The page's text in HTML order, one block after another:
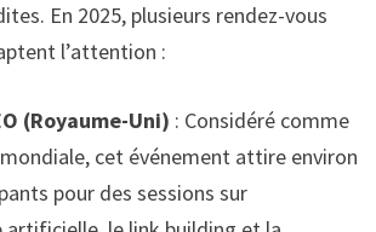
En 2025, plusieurs rendez-vous
l’attention :
(Royaume-Uni) : Considéré comme
cet événement attire environ
pour des sessions sur